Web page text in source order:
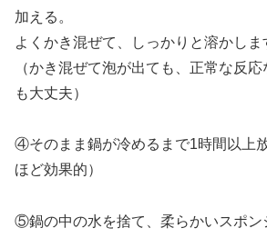
加える。
よくかき混ぜて、しっかりと溶かしま
（かき混ぜて泡が出ても、正常な反
も大丈夫）
④そのまま鍋が冷めるまで1時間以上
ほど効果的）
⑤鍋の中の水を捨て、柔らかいスポン